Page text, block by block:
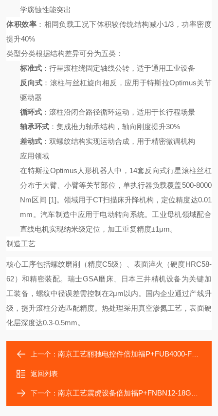
学腐蚀性能突出
体积效率 ：相同负载工况下体积较传统结构减小1/3，功率密度
提升40%
类型分类根据结构差异可分为五类：
标准式 ：行星滚柱绕固定轴线公转，适于通用工业设备
反向式 ：滚柱与丝杠旋向相反，应用于特斯拉Optimus关节
驱动器
循环式 ：滚柱沿闭合路径循环运动，适用于长行程场景
轴承环式 ：集成推力轴承结构，轴向刚度提升30%
差动式 ：双螺纹结构实现运动合成，用于精密微调机构
应用领域
在特斯拉Optimus人形机器人中，14套反向式行星滚柱丝杠
分布于大臂、小臂等关节部位，单执行器负载覆盖500-8000
Nm区间 [1]。领域用于CT扫描床升降机构，定位精度达0.01
mm。汽车制造中应用于电动转向系统。工业母机领域配合
直线电机实现纳米级定位，加工重复精度±1μm。
制造工艺
核心工序包括螺纹磨削（精度C5级）、表面淬火（硬度HRC58-
62）和精密装配。瑞士GSA磨床、日本三井精机设备为关键加
工装备，螺纹中径误差需控制在2μm以内。国内企业通过产线升
级，提升滚柱分选匹配精度。热处理采用真空渗氮工艺，表面硬
化层深度达0.3-0.5mm。
上一个：南京工艺丽驰电控件倍加福P+FUB4000-F42-E6-V15声波
返回列表
下一个：南京工艺震虎设备倍加福P+FNBN12-18GM50-E2-V1机械